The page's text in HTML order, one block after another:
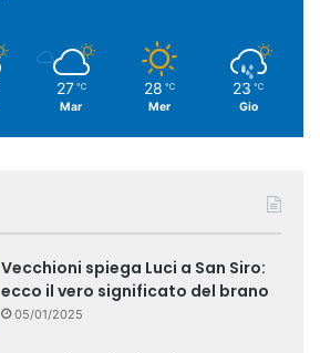
27 ℃
Mar
28 ℃
Mer
23 ℃
Gio
Vecchioni spiega Luci a San Siro:
ecco il vero significato del brano
05/01/2025